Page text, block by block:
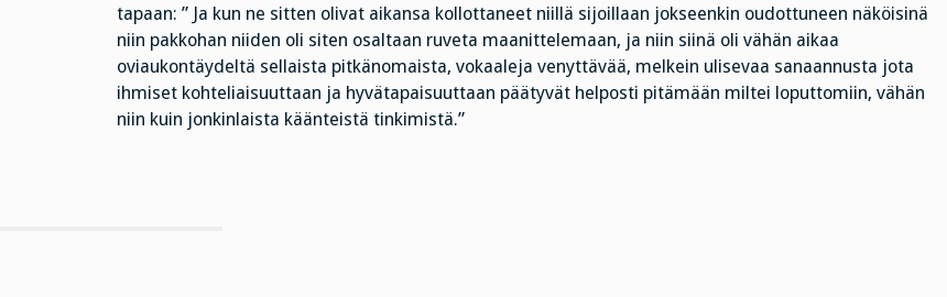
tapaan: ” Ja kun ne sitten olivat aikansa kollottaneet niillä sijoillaan jokseenkin oudottuneen näköisinä
niin pakkohan niiden oli siten osaltaan ruveta maanittelemaan, ja niin siinä oli vähän aikaa
oviaukontäydeltä sellaista pitkänomaista, vokaaleja venyttävää, melkein ulisevaa sanaannusta jota
ihmiset kohteliaisuuttaan ja hyvätapaisuuttaan päätyvät helposti pitämään miltei loputtomiin, vähän
niin kuin jonkinlaista käänteistä tinkimistä.”